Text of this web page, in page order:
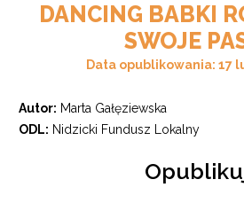
DANCING BABKI
SWOJE
Data opublikowania: 17
Autor: Marta Gałęziewska
ODL: Nidzicki Fundusz Lokalny